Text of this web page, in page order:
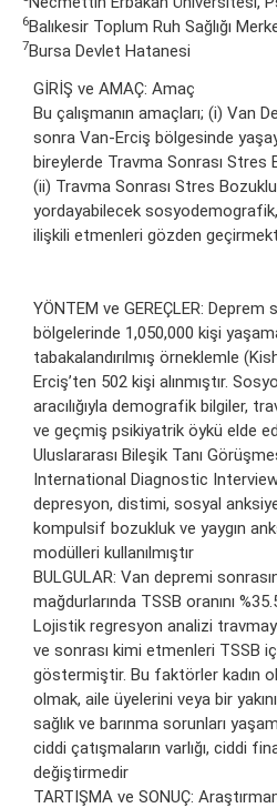
6Balıkesir Toplum Ruh Sağlığı
7Bursa Devlet Hatanesi
GİRİŞ ve AMAÇ: Amaç
Bu çalışmanın amaçları; (i) Van
sonra Van-Erciş bölgesinde
bireylerde Travma Sonrası Stres
(ii) Travma Sonrası Stres
yordayabilecek
ilişkili etmenleri gözden
YÖNTEM ve GEREÇLER: Deprem
bölgelerinde 1,050,000 kişi
tabakalandırılmış örneklemle
Erciş’ten 502 kişi alınmıştır.
aracılığıyla demografik bilgiler,
ve geçmiş psikiyatrik öykü elde
Uluslararası Bileşik Tanı
International Diagnostic Interview
depresyon, distimi, sosyal
kompulsif bozukluk ve yaygın
modülleri kullanılmıştır
BULGULAR: Van depremi
mağdurlarında TSSB oranını
Lojistik regresyon analizi
ve sonrası kimi etmenleri TSSB
göstermiştir. Bu faktörler kadın
olmak, aile üyelerini veya bir
sağlık ve barınma sorunları
ciddi çatışmaların varlığı, ciddi
değiştirmedir
TARTIŞMA ve SONUÇ: